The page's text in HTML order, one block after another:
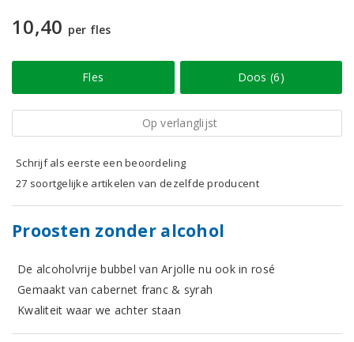
10,40 per fles
Fles Doos (6)
Op verlanglijst
Schrijf als eerste een beoordeling
27 soortgelijke artikelen van dezelfde producent
Proosten zonder alcohol
De alcoholvrije bubbel van Arjolle nu ook in rosé
Gemaakt van cabernet franc & syrah
Kwaliteit waar we achter staan